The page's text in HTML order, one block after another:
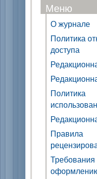
Меню
О журнале
Политика
доступа
Политика
Правила
Требования